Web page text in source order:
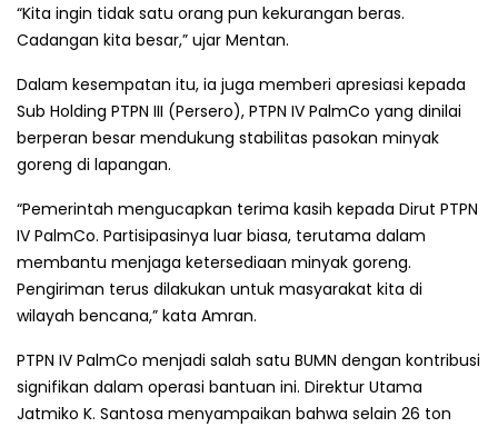
“Kita ingin tidak satu orang pun kekurangan beras.
Cadangan kita besar,” ujar Mentan.
Dalam kesempatan itu, ia juga memberi apresiasi kepada
Sub Holding PTPN III (Persero), PTPN IV PalmCo yang dinilai
berperan besar mendukung stabilitas pasokan minyak
goreng di lapangan.
“Pemerintah mengucapkan terima kasih kepada Dirut PTPN
IV PalmCo. Partisipasinya luar biasa, terutama dalam
membantu menjaga ketersediaan minyak goreng.
Pengiriman terus dilakukan untuk masyarakat kita di
wilayah bencana,” kata Amran.
PTPN IV PalmCo menjadi salah satu BUMN dengan kontribusi
signifikan dalam operasi bantuan ini. Direktur Utama
Jatmiko K. Santosa menyampaikan bahwa selain 26 ton